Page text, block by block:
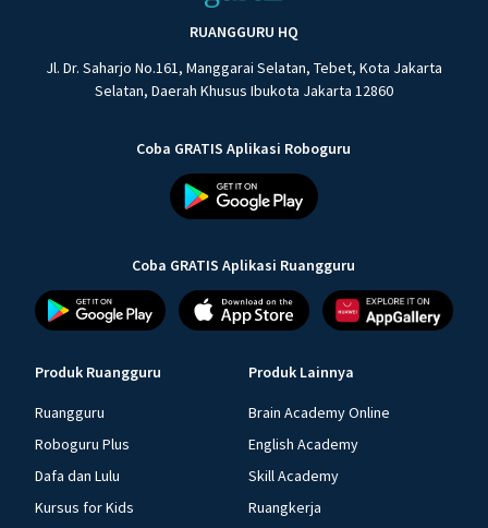
RUANGGURU HQ
Jl. Dr. Saharjo No.161, Manggarai Selatan, Tebet, Kota Jakarta
Selatan, Daerah Khusus Ibukota Jakarta 12860
Coba GRATIS Aplikasi Roboguru
Coba GRATIS Aplikasi Ruangguru
Produk Ruangguru
Ruangguru
Roboguru Plus
Dafa dan Lulu
Kursus for Kids
Produk Lainnya
Brain Academy Online
English Academy
Skill Academy
Ruangkerja